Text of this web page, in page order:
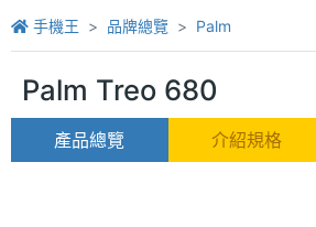
手機王 品牌總覽 Palm
Palm Treo 680
產品總覽 介紹規格